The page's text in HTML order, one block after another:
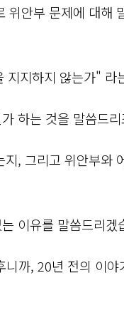
위안부 문제에 대해
지지하지 않는가" 라
하는 것을 말씀드
, 그리고 위안부와
이유를 말씀드리겠
까, 20년 전의 이